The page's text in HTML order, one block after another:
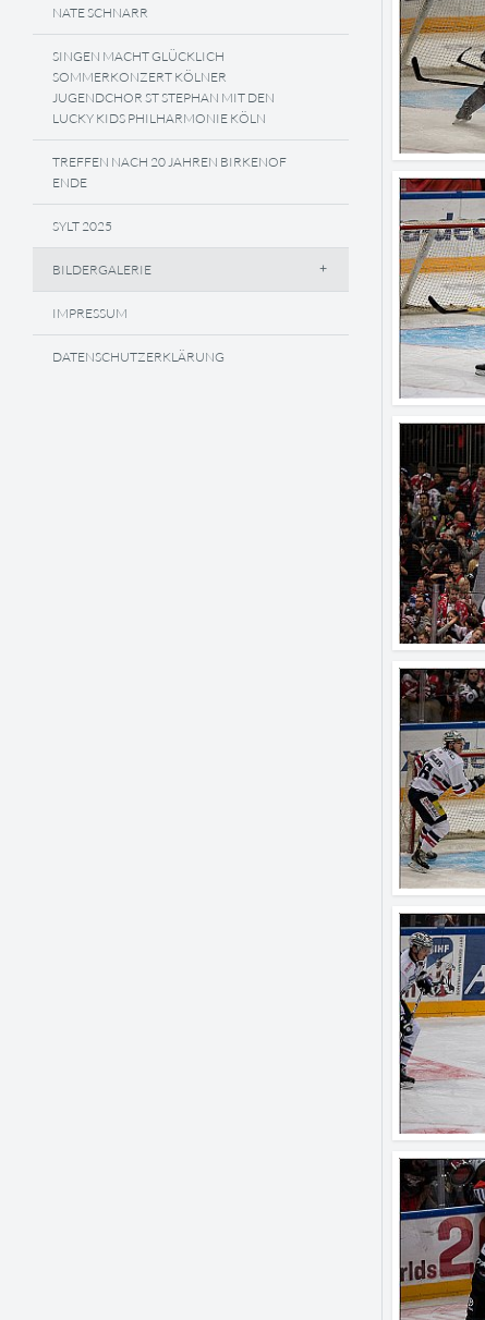
NATE SCHNARR
SINGEN MACHT GLÜCKLICH
SOMMERKONZERT KÖLNER
JUGENDCHOR ST STEPHAN MIT DEN
LUCKY KIDS PHILHARMONIE KÖLN
TREFFEN NACH 20 JAHREN BIRKENOF
ENDE
SYLT 2025
BILDERGALERIE
IMPRESSUM
DATENSCHUTZERKLÄRUNG